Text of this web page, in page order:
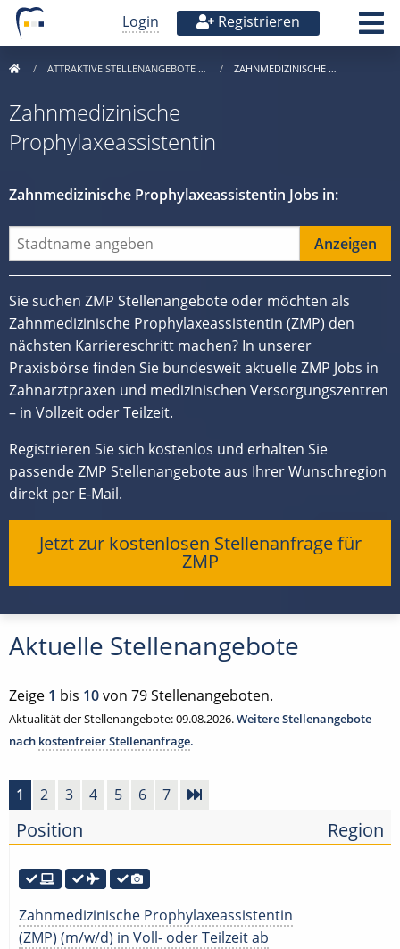
Login Registrieren
ATTRAKTIVE STELLENANGEBOTE … ZAHNMEDIZINISCHE …
Zahnmedizinische
Prophylaxeassistentin
Zahnmedizinische Prophylaxeassistentin Jobs in:
Sie suchen ZMP Stellenangebote oder möchten als
Zahnmedizinische Prophylaxeassistentin (ZMP) den
nächsten Karriereschritt machen? In unserer
Praxisbörse finden Sie bundesweit aktuelle ZMP Jobs in
Zahnarztpraxen und medizinischen Versorgungszentren
– in Vollzeit oder Teilzeit.
Registrieren Sie sich kostenlos und erhalten Sie
passende ZMP Stellenangebote aus Ihrer Wunschregion
direkt per E-Mail.
Jetzt zur kostenlosen Stellenanfrage für
ZMP
Aktuelle Stellenangebote
Zeige 1 bis 10von 79 Stellenangeboten.
Aktualität der Stellenangebote: 09.08.2026.Weitere Stellenangebote
nach kostenfreier Stellenanfrage.
1 2 3 4 5 6 7
Position Region
Zahnmedizinische Prophylaxeassistentin
(ZMP) (m/w/d) in Voll- oder Teilzeit ab